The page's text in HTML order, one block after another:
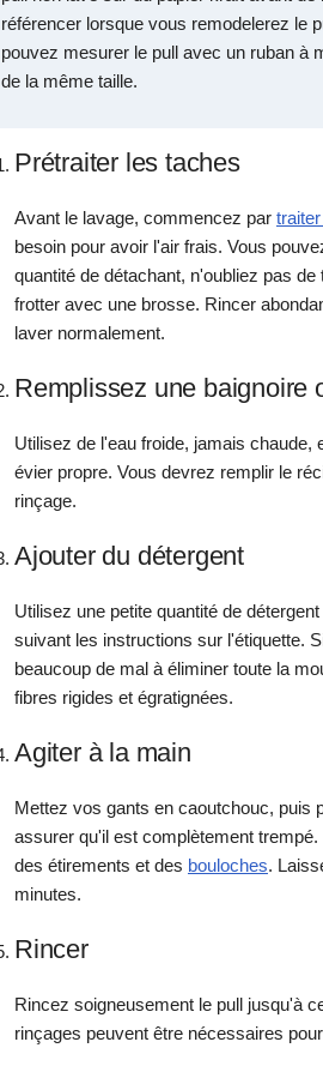
référencer lorsque vous remodelerez le
pouvez mesurer le pull avec un ruban à
de la même taille.
Prétraiter les taches
Avant le lavage, commencez par
besoin pour avoir l'air frais. Vous
quantité de détachant, n'oubliez pas
frotter avec une brosse. Rincer
laver normalement.
Remplissez une baignoire
Utilisez de l'eau froide, jamais
évier propre. Vous devrez remplir le
rinçage.
Ajouter du détergent
Utilisez une petite quantité de
suivant les instructions sur l'étiquette.
beaucoup de mal à éliminer toute la
fibres rigides et égratignées.
Agiter à la main
Mettez vos gants en caoutchouc, puis
assurer qu'il est complètement
des étirements et des bouloches.
minutes.
Rincer
Rincez soigneusement le pull jusqu'à
rinçages peuvent être nécessaires